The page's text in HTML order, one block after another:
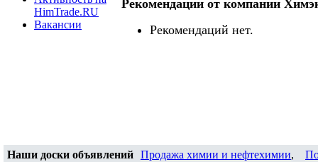
HimTrade.RU
Вакансии
Рекомендации от компании
Рекомендаций нет.
Наши доски объявлений Продажа химии и нефтехимии,